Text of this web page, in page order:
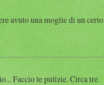
avuto una moglie di un certo
Faccio le pulizie. Circa tre